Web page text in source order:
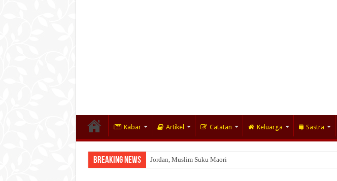
Kabar Artikel Catatan Keluarga Sastra
Breaking News Jordan, Muslim Suku Maori
Wakaf Emas Muktamar